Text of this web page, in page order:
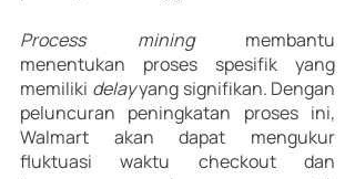
Process mining membantu
menentukan proses spesifik yang
memiliki delay yang signifikan. Dengan
peluncuran peningkatan proses ini,
Walmart akan dapat mengukur
fluktuasi waktu checkout dan